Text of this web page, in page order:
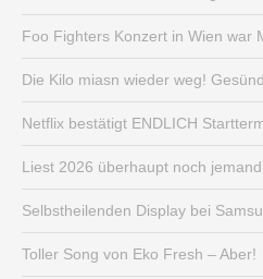
Foo Fighters Konzert in Wien war
Die Kilo miasn wieder weg!
Netflix bestätigt ENDLICH
Liest 2026 überhaupt noch
Selbstheilenden Display bei
Toller Song von Eko Fresh – Aber!